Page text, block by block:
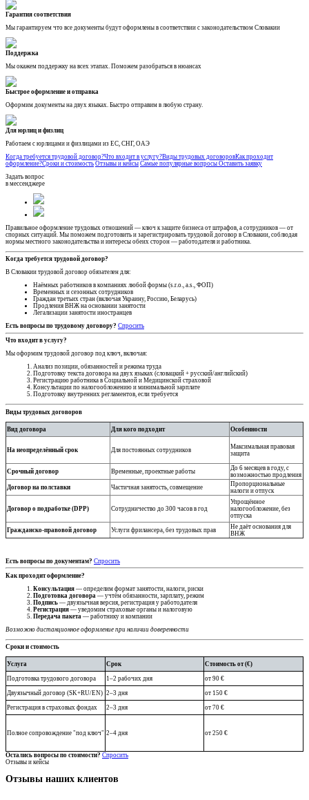
Гарантия соответствия
Мы гарантируем что все документы будут оформлены в соответствии с законодательством Словакии
Поддержка
Мы окажем поддержку на всех этапах. Поможем разобраться в нюансах
Быстрое оформление и отправка
Оформим документы на двух языках. Быстро отправим в любую страну.
Для юрлиц и физлиц
Работаем с юрлицами и физлицами из ЕС, СНГ, ОАЭ
Когда требуется трудовой договор?Что входит в услугу?Виды трудовых договоровКак проходит
оформление?Сроки и стоимость Отзывы и кейсы Самые популярные вопросы Оставить заявку
Задать вопрос
в мессенджере
Правильное оформление трудовых отношений — ключ к защите бизнеса от штрафов, а сотрудников — от
спорных ситуаций. Мы поможем подготовить и зарегистрировать трудовой договор в Словакии, соблюдая
нормы местного законодательства и интересы обеих сторон — работодателя и работника.
Когда требуется трудовой договор?
В Словакии трудовой договор обязателен для:
Наёмных работников в компаниях любой формы (s.r.o., a.s., ФОП)
Временных и сезонных сотрудников
Граждан третьих стран (включая Украину, Россию, Беларусь)
Продления ВНЖ на основании занятости
Легализации занятости иностранцев
Есть вопросы по трудовому договору? Спросить
Что входит в услугу?
Мы оформим трудовой договор под ключ, включая:
Анализ позиции, обязанностей и режима труда
Подготовку текста договора на двух языках (словацкий + русский/английский)
Регистрацию работника в Социальной и Медицинской страховой
Консультации по налогообложению и минимальной зарплате
Подготовку внутренних регламентов, если требуется
Виды трудовых договоров
Вид договора Для кого подходит Особенности
На неопределённый срок Для постоянных сотрудников
Максимальная правовая
защита
Срочный договор Временные, проектные работы
До 6 месяцев в году, с
возможностью продления
Договор на полставки
Частичная занятость, совмещение
Пропорциональные
налоги и отпуск
Договор о подработке (DPP) Сотрудничество до 300 часов в год
Упрощённое
налогообложение, без
отпуска
Гражданско-правовой договор Услуги фрилансера, без трудовых прав
Не даёт основания для
ВНЖ
Есть вопросы по документам? Спросить
Как проходит оформление?
Консультация — определим формат занятости, налоги, риски
Подготовка договора — учтём обязанности, зарплату, режим
Подпись — двуязычная версия, регистрация у работодателя
Регистрация — уведомим страховые органы и налоговую
Передача пакета — работнику и компании
Возможно дистанционное оформление при наличии доверенности
Сроки и стоимость
Услуга Срок Стоимость от (€)
Подготовка трудового договора 1–2 рабочих дня от 90 €
Двуязычный договор (SK+RU/EN) 2–3 дня от 150 €
Регистрация в страховых фондах 2–3 дня от 70 €
Полное сопровождение "под ключ" 2–4 дня от 250 €
Остались вопросы по стоимости? Спросить
Отзывы и кейсы
Отзывы наших клиентов